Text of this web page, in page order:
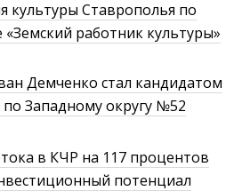
культуры Ставрополья по
работник культуры»
Демченко стал кандидатом
Западному округу №52
в КЧР на 117 процентов
потенциал